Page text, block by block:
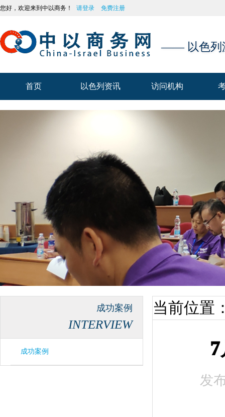
您好，欢迎来到中以商务！ 请登录 免费注册
—— 以色列
首页 以色列资讯 访问机构
成功案例
INTERVIEW
成功案例
当前位置
发